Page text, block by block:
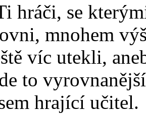
hráči, se
mnohem
víc utekli,
to
hrající učitel.